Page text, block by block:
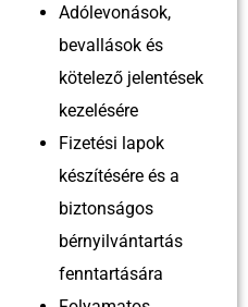
Adólevonások,
bevallások és
kötelező jelentések
kezelésére
Fizetési lapok
készítésére és a
biztonságos
bérnyilvántartás
fenntartására